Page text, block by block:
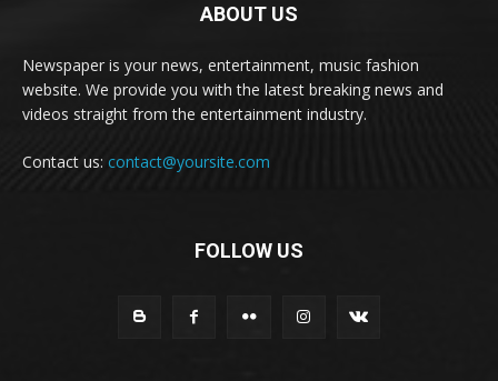
ABOUT US
Newspaper is your news, entertainment, music fashion
website. We provide you with the latest breaking news and
videos straight from the entertainment industry.
Contact us: contact@yoursite.com
FOLLOW US